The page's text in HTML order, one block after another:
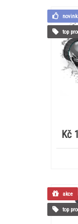
Kč
top
akce
top